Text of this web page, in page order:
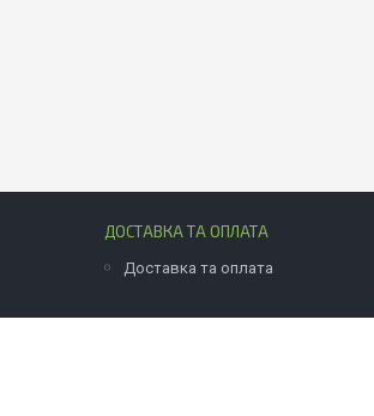
ДОСТАВКА ТА ОПЛАТА
Доставка та оплата